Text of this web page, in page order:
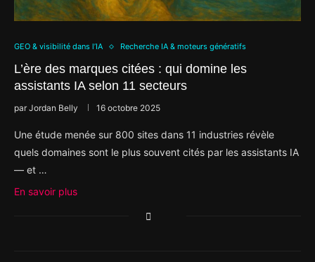
GEO & visibilité dans l’IA Recherche IA & moteurs génératifs
L’ère des marques citées : qui domine les
assistants IA selon 11 secteurs
parJordan Belly 16 octobre 2025
Une étude menée sur 800 sites dans 11 industries révèle
quels domaines sont le plus souvent cités par les assistants IA
— et …
En savoir plus